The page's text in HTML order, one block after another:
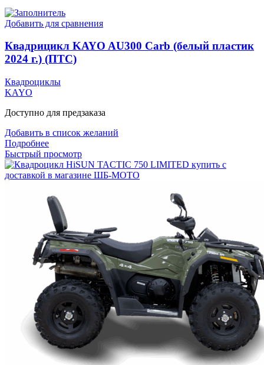
Добавить для сравнения
Квадрицикл KAYO AU300 Carb (белый пластик
2024 г.) (ПТС)
Квадроциклы
KAYO
Доступно для предзаказа
Добавить в список желаний
Подробнее
Быстрый просмотр